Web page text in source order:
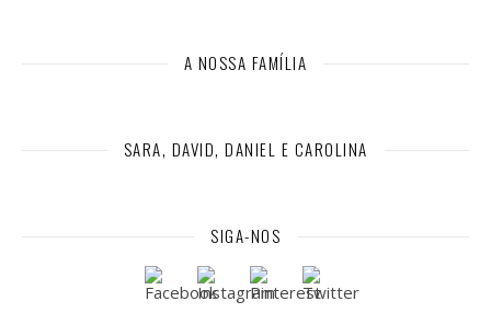
A NOSSA FAMÍLIA
SARA, DAVID, DANIEL E CAROLINA
SIGA-NOS